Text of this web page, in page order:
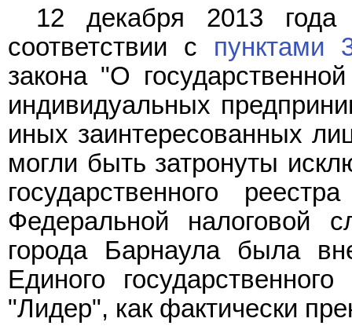
12 декабря 2013 года
соответствии с пунктами
закона "О
индивидуальных
иных заинтересованных
могли быть затронуты
государственного
Федеральной налоговой
города Барнаула была
Единого
"Лидер", как фактически